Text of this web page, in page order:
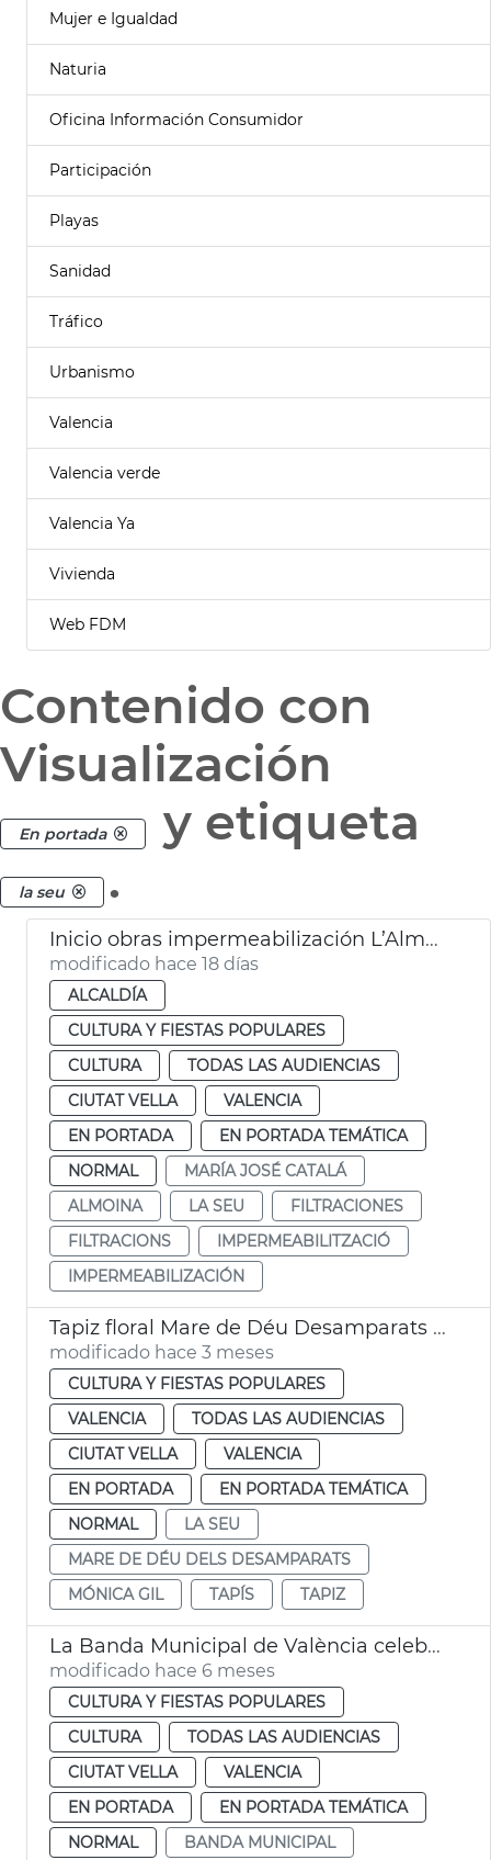
Mujer e Igualdad
Naturia
Oficina Información Consumidor
Participación
Playas
Sanidad
Tráfico
Urbanismo
Valencia
Valencia verde
Valencia Ya
Vivienda
Web FDM
Contenido con
Visualización
En portada y etiqueta
la seu .
Inicio obras impermeabilización L’Almoina València
modificado hace 18 días
ALCALDÍA
CULTURA Y FIESTAS POPULARES
CULTURA
TODAS LAS AUDIENCIAS
CIUTAT VELLA
VALENCIA
EN PORTADA
EN PORTADA TEMÁTICA
NORMAL
MARÍA JOSÉ CATALÁ
ALMOINA
LA SEU
FILTRACIONES
FILTRACIONS
IMPERMEABILITZACIÓ
IMPERMEABILIZACIÓN
Tapiz floral Mare de Déu Desamparats València
modificado hace 3 meses
CULTURA Y FIESTAS POPULARES
VALENCIA
TODAS LAS AUDIENCIAS
CIUTAT VELLA
VALENCIA
EN PORTADA
EN PORTADA TEMÁTICA
NORMAL
LA SEU
MARE DE DÉU DELS DESAMPARATS
MÓNICA GIL
TAPÍS TAPIZ
La Banda Municipal de València celebrará el cumpleaños de la construcción del Micalet
modificado hace 6 meses
CULTURA Y FIESTAS POPULARES
CULTURA
TODAS LAS AUDIENCIAS
CIUTAT VELLA
VALENCIA
EN PORTADA
EN PORTADA TEMÁTICA
NORMAL
BANDA MUNICIPAL